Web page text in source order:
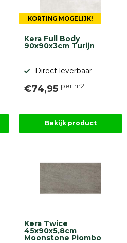
KORTING MOGELIJK!
Kera Full Body
90x90x3cm Turijn
Direct leverbaar
€74,95 per m2
Bekijk product
Kera Twice
45x90x5,8cm
Moonstone Piombo